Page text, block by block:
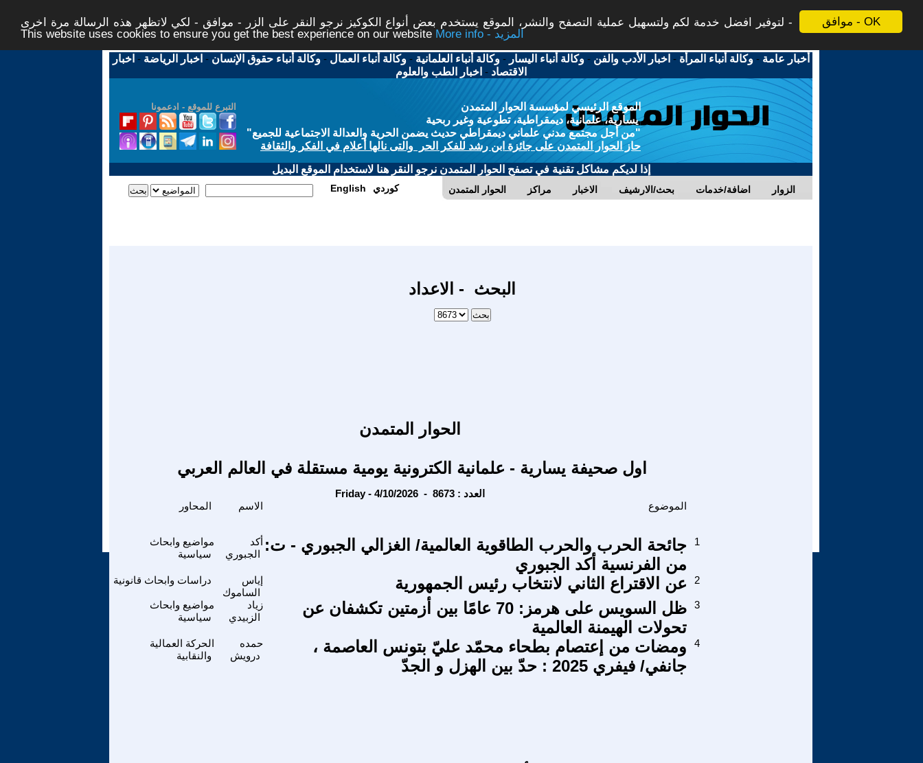
موافق - OK
لتوفير افضل خدمة لكم ولتسهيل عملية التصفح والنشر، الموقع يستخدم بعض أنواع الكوكيز نرجو النقر على الزر - موافق - لكي لاتظهر هذه الرسالة مرة اخرى -
This website uses cookies to ensure you get the best experience on our website
More info - المزيد
أخبار عامة -وكالة أنباء المرأة - اخبار الأدب والفن -وكالة أنباء اليسار -وكالة أنباء العلمانية -وكالة أنباء العمال -وكالة أنباء حقوق الإنسان - اخبار الرياضة - اخبار
الاقتصاد - اخبار الطب والعلوم
التبرع للموقع - ادعمونا
الموقع الرئيسي لمؤسسة الحوار المتمدن
يسارية، علمانية، ديمقراطية، تطوعية وغير ربحية
"من أجل مجتمع مدني علماني ديمقراطي حديث يضمن الحرية والعدالة الاجتماعية للجميع"
حاز الحوار المتمدن على جائزة ابن رشد للفكر الحر والتى نالها أعلام في الفكر والثقافة
إذا لديكم مشاكل تقنية في تصفح الحوار المتمدن نرجو النقر هنا لاستخدام الموقع البديل
الحوار المتمدن مراكز الاخبار بحث/الارشيف اضافة/خدمات الزوار English كوردي
البحث - الاعداد
الحوار المتمدن
اول صحيفة يسارية - علمانية الكترونية يومية مستقلة في العالم العربي
Friday - 4/10/2026 - العدد : 8673
الاسم الموضوع
مواضيع وابحاث
سياسية
أكد
الجبوري جائحة الحرب والحرب الطاقوية العالمية/ الغزالي الجبوري - ت:
من الفرنسية أكد الجبوري
1
دراسات وابحاث قانونية
إياس
الساموك
عن الاقتراع الثاني لانتخاب رئيس الجمهورية 2
مواضيع وابحاث
سياسية
زياد
الزبيدي
ظل السويس على هرمز: 70 عامًا بين أزمتين تكشفان عن
تحولات الهيمنة العالمية
3
الحركة العمالية
والنقابية
حمده
درويش
ومضات من إعتصام بطحاء محمّد عليّ بتونس العاصمة ،
جانفي/ فيفري 2025 : حدّ بين الهزل و الجدّ
4